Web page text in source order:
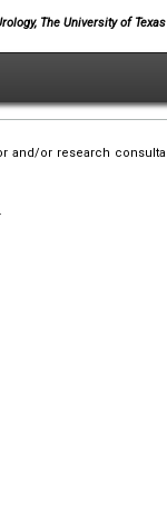
The University of
and/or research